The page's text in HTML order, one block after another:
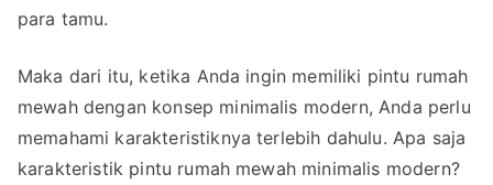
para tamu.
Maka dari itu, ketika Anda ingin memiliki pintu rumah
mewah dengan konsep minimalis modern, Anda perlu
memahami karakteristiknya terlebih dahulu. Apa saja
karakteristik pintu rumah mewah minimalis modern?